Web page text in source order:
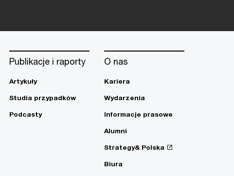
Publikacje i raporty
Artykuły
Studia przypadków
Podcasty
O nas
Kariera
Wydarzenia
Informacje prasowe
Alumni
Strategy& Polska
Biura